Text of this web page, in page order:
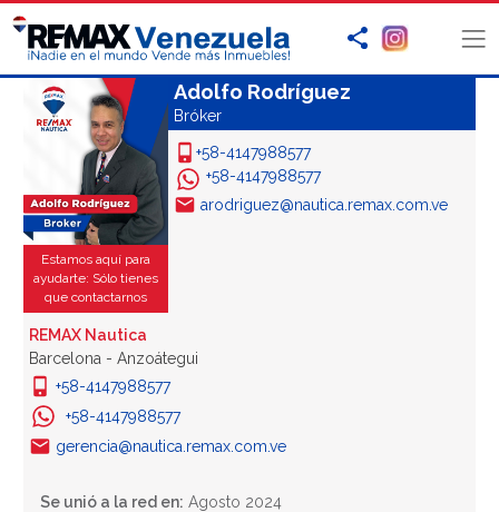
Estamos aquí para
ayudarte: Sólo tienes
que contactarnos
Adolfo Rodríguez
Bróker
+58-4147988577
+58-4147988577
arodriguez@nautica.remax.com.ve
REMAX Nautica
Barcelona - Anzoátegui
+58-4147988577
+58-4147988577
gerencia@nautica.remax.com.ve
Se unió a la red en: Agosto 2024